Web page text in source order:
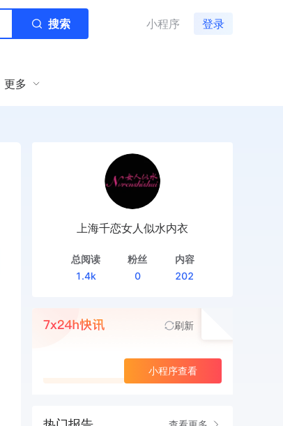
搜索 小程序 登录
更多
上海千恋女人似水内衣
总阅读
1.4k
粉丝
0
内容
202
刷新
小程序查看